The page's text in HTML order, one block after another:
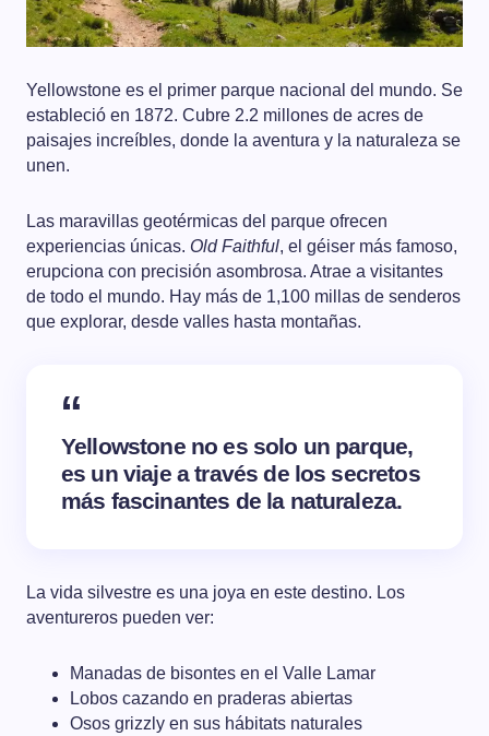
Yellowstone es el primer parque nacional del mundo. Se
estableció en 1872. Cubre 2.2 millones de acres de
paisajes increíbles, donde la aventura y la naturaleza se
unen.
Las maravillas geotérmicas del parque ofrecen
experiencias únicas. Old Faithful, el géiser más famoso,
erupciona con precisión asombrosa. Atrae a visitantes
de todo el mundo. Hay más de 1,100 millas de senderos
que explorar, desde valles hasta montañas.
Yellowstone no es solo un parque,
es un viaje a través de los secretos
más fascinantes de la naturaleza.
La vida silvestre es una joya en este destino. Los
aventureros pueden ver:
Manadas de bisontes en el Valle Lamar
Lobos cazando en praderas abiertas
Osos grizzly en sus hábitats naturales